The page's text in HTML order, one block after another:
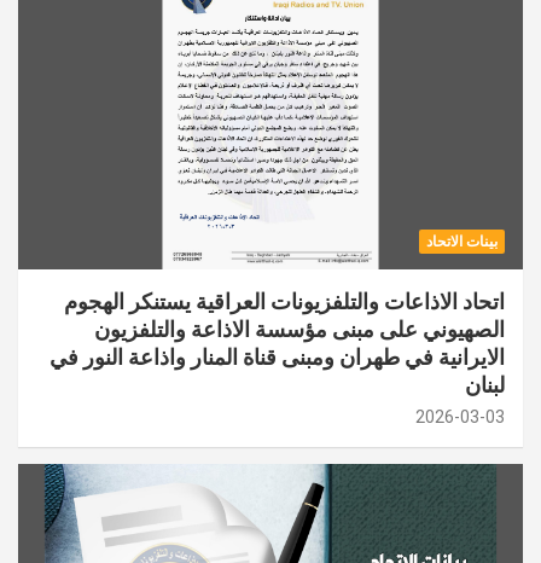
بينات الاتحاد
اتحاد الاذاعات والتلفزيونات العراقية يستنكر الهجوم
الصهيوني على مبنى مؤسسة الاذاعة والتلفزيون
الايرانية في طهران ومبنى قناة المنار واذاعة النور في
لبنان
2026-03-03